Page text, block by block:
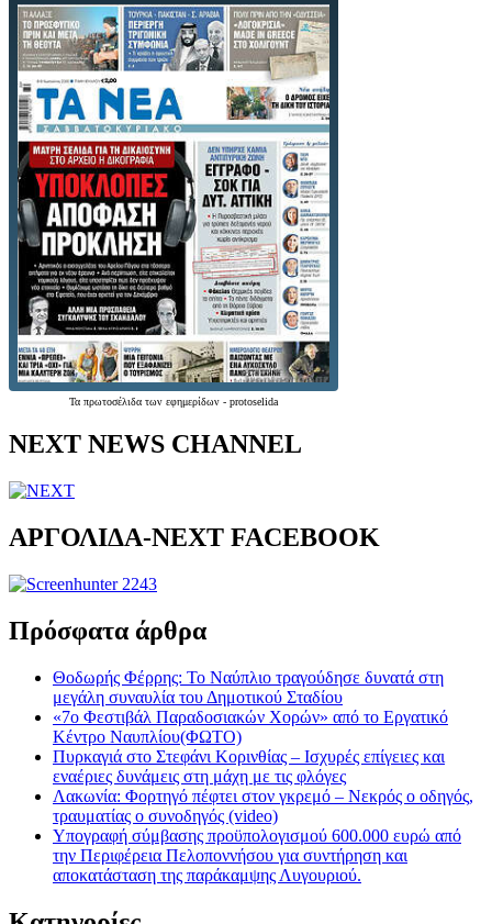
Τα πρωτοσέλιδα των εφημερίδων - protoselida
NEXT NEWS CHANNEL
ΑΡΓΟΛΙΔΑ-ΝΕΧΤ FACEBOOK
Πρόσφατα άρθρα
Θοδωρής Φέρρης: Το Ναύπλιο τραγούδησε δυνατά στη
μεγάλη συναυλία του Δημοτικού Σταδίου
«7ο Φεστιβάλ Παραδοσιακών Χορών» από το Εργατικό
Κέντρο Ναυπλίου(ΦΩΤΟ)
Πυρκαγιά στο Στεφάνι Κορινθίας – Ισχυρές επίγειες και
εναέριες δυνάμεις στη μάχη με τις φλόγες
Λακωνία: Φορτηγό πέφτει στον γκρεμό – Νεκρός ο οδηγός,
τραυματίας ο συνοδηγός (video)
Υπογραφή σύμβασης προϋπολογισμού 600.000 ευρώ από
την Περιφέρεια Πελοποννήσου για συντήρηση και
αποκατάσταση της παράκαμψης Λυγουριού.